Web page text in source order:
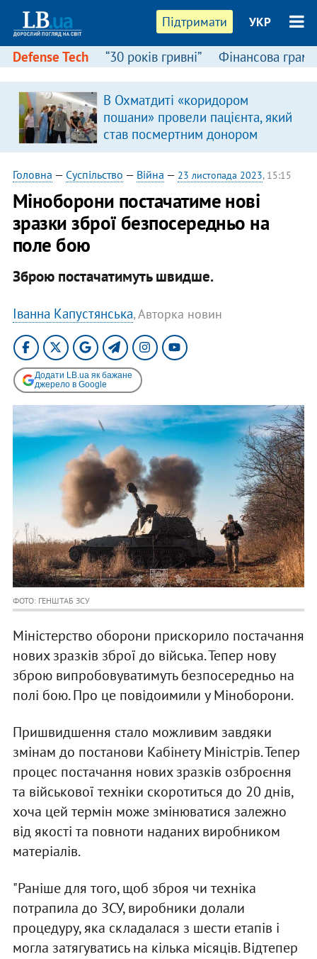
Підтримати УКР
Defense Tech “30 років гривні” Фінансова
В Охматдиті «коридором
пошани» провели пацієнта, який
став посмертним донором
Головна — Суспільство — Війна — 23 листопада 2023, 15:15
Міноборони постачатиме нові
зразки зброї безпосередньо на
поле бою
Зброю постачатимуть швидше.
Іванна Капустянська, Авторка новин
Додати LB.ua як бажане
джерело в Google
ФОТО: ГЕНШТАБ ЗСУ
Міністерство оборони прискорило постачання
нових зразків зброї до війська. Тепер нову
зброю випробовуватимуть безпосередньо на
полі бою. Про це повідоимили у Міноборони.
Пришвидшення стало можливим завдяки
змінам до постанови Кабінету Міністрів. Тепер
процес постачання нових зразків озброєння
та військової техніки скоротиться до 20 днів,
хоча цей термін може змінюватися залежно
від якості та повноти наданих виробником
матеріалів.
"Раніше для того, щоб зброя чи техніка
потрапила до ЗСУ, виробники долали
процедуру, яка складалася з шести етапів і
могла затягуватись на кілька місяців. Відтепер